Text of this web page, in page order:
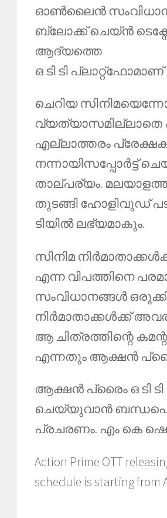
ഓൺലൈൻ
ബ്ലോക്ക്‌ ചെയ്ൻ
ആദ്യത്തെ
ഒ ടി ടി
ചെറിയ
വ്യത്യാസമില്ലാതെ
എല്ലാത്തരം
നന്നായിസപ്പോർട്ട്
താല്പര്യം.
തുടങ്ങി ഹോളിവുഡ്
ടിയിൽ ലഭ്യമാകും.
സിനിമ
എന്ന വിപത്തിനെ
സംവിധാനങ്ങൾ
നിർമാതാക്കൾക്ക്
ആ ചിത്രത്തിന്റെ
എന്നതും ആക്ഷൻ
ആക്ഷൻ പ്രൈം ഒ ടി
ചെയ്യുവാൻ
പ്രചരണം. എം കെ
Action Prime OTT
schedule is starting from